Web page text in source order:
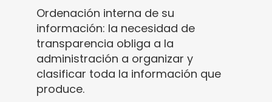
Ordenación interna de su
información: la necesidad de
transparencia obliga a la
administración a organizar y
clasificar toda la información que
produce.